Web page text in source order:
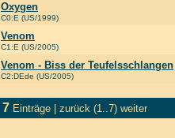
Oxygen
C0:E (US/1999)
Venom
C1:E (US/2005)
Venom - Biss der Teufelsschlangen
C2:DEde (US/2005)
7 Einträge | zurück (1..7) weiter